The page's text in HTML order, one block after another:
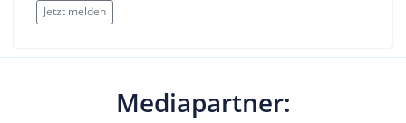
Jetzt melden
Mediapartner: